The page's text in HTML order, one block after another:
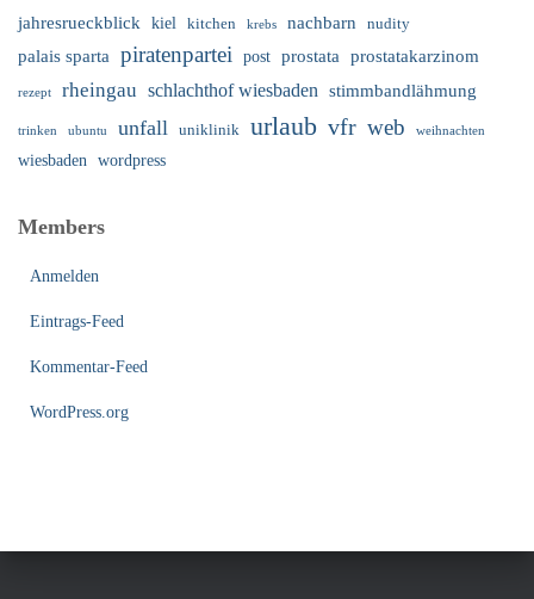
jahresrueckblick kiel kitchen krebs nachbarn nudity
palais sparta piratenpartei post prostata prostatakarzinom
rezept rheingau schlachthof wiesbaden stimmbandlähmung
trinken ubuntu unfall uniklinik urlaub vfr web weihnachten
wiesbaden wordpress
Members
Anmelden
Eintrags-Feed
Kommentar-Feed
WordPress.org